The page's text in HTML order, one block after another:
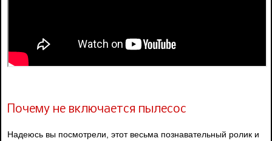
Почему не включается пылесос
Надеюсь вы посмотрели, этот весьма познавательный ролик и